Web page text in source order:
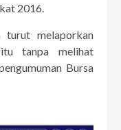
2016.
turut melaporkan
tanpa melihat
Bursa